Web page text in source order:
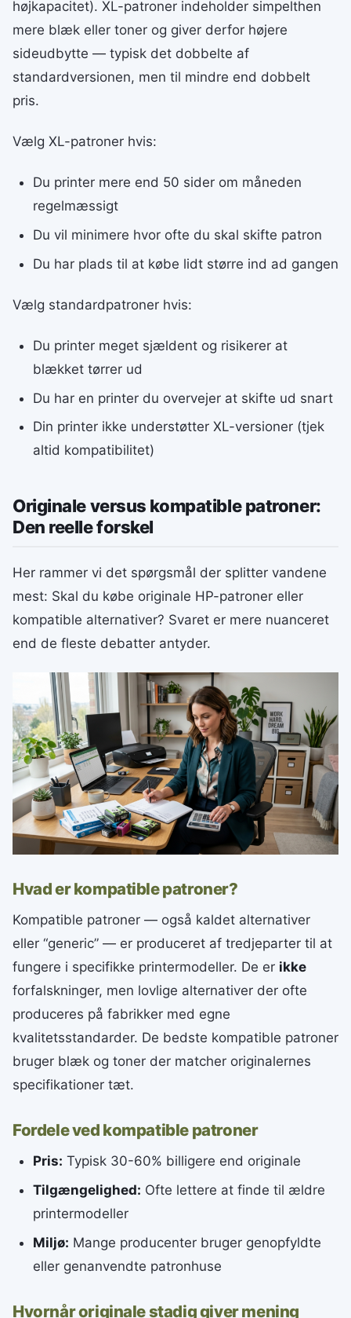
højkapacitet). XL-patroner indeholder simpelthen
mere blæk eller toner og giver derfor højere
sideudbytte — typisk det dobbelte af
standardversionen, men til mindre end dobbelt
pris.
Vælg XL-patroner hvis:
Du printer mere end 50 sider om måneden
regelmæssigt
Du vil minimere hvor ofte du skal skifte patron
Du har plads til at købe lidt større ind ad gangen
Vælg standardpatroner hvis:
Du printer meget sjældent og risikerer at
blækket tørrer ud
Du har en printer du overvejer at skifte ud snart
Din printer ikke understøtter XL-versioner (tjek
altid kompatibilitet)
Originale versus kompatible patroner:
Den reelle forskel
Her rammer vi det spørgsmål der splitter vandene
mest: Skal du købe originale HP-patroner eller
kompatible alternativer? Svaret er mere nuanceret
end de fleste debatter antyder.
Hvad er kompatible patroner?
Kompatible patroner — også kaldet alternativer
eller “generic” — er produceret af tredjeparter til at
fungere i specifikke printermodeller. De er ikke
forfalskninger, men lovlige alternativer der ofte
produceres på fabrikker med egne
kvalitetsstandarder. De bedste kompatible patroner
bruger blæk og toner der matcher originalernes
specifikationer tæt.
Fordele ved kompatible patroner
Pris: Typisk 30-60% billigere end originale
Tilgængelighed: Ofte lettere at finde til ældre
printermodeller
Miljø: Mange producenter bruger genopfyldte
eller genanvendte patronhuse
Hvornår originale stadig giver mening